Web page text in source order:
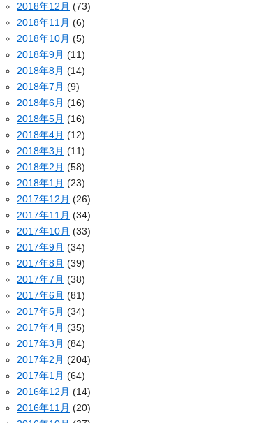
2018年12月 (73)
2018年11月 (6)
2018年10月 (5)
2018年9月 (11)
2018年8月 (14)
2018年7月 (9)
2018年6月 (16)
2018年5月 (16)
2018年4月 (12)
2018年3月 (11)
2018年2月 (58)
2018年1月 (23)
2017年12月 (26)
2017年11月 (34)
2017年10月 (33)
2017年9月 (34)
2017年8月 (39)
2017年7月 (38)
2017年6月 (81)
2017年5月 (34)
2017年4月 (35)
2017年3月 (84)
2017年2月 (204)
2017年1月 (64)
2016年12月 (14)
2016年11月 (20)